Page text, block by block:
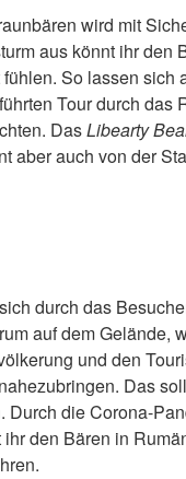
wird mit
aus könnt ihr den
So lassen sich
Tour durch das
DasLibearty
aber auch von der
durch das
auf dem Gelände,
und den
Das
Durch die Corona-
den Bären in